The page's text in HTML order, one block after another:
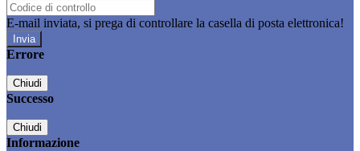
E-mail inviata, si prega di controllare la casella di posta elettronica!
Errore
Chiudi
Successo
Chiudi
Informazione